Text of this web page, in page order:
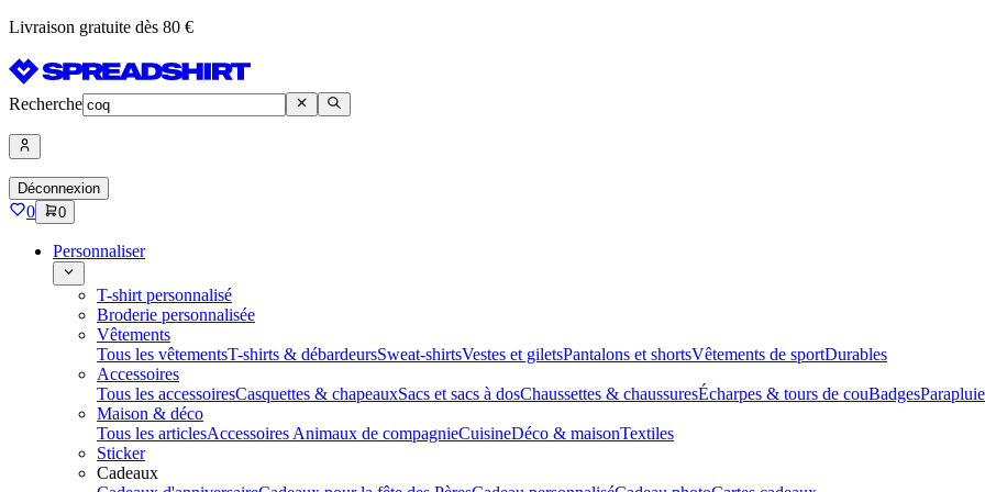
Livraison gratuite dès 80 €
Recherche
Déconnexion
0 0
Personnaliser
T-shirt personnalisé
Broderie personnalisée
Vêtements
Tous les vêtementsT-shirts & débardeursSweat-shirtsVestes et giletsPantalons et shortsVêtements de sportDurables
Accessoires
Tous les accessoiresCasquettes & chapeauxSacs et sacs à dosChaussettes & chaussuresÉcharpes & tours de couBadges
Maison & déco
Tous les articlesAccessoires Animaux de compagnieCuisineDéco & maisonTextiles
Sticker
Cadeaux